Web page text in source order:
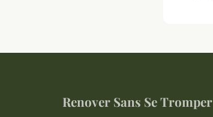
Renover Sans Se Tromper